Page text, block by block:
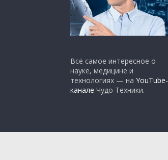
Всё самое интересное о
науке, медицине и
технологиях — на YouTube-
канале Чудо Техники.